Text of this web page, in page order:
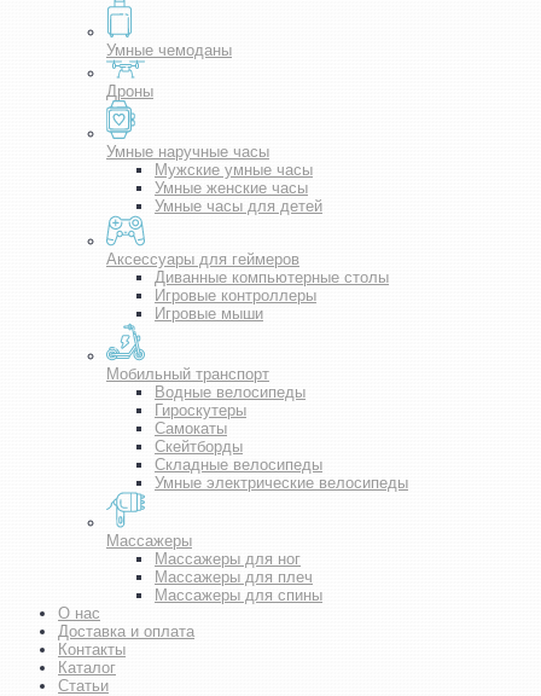
Умные чемоданы
Дроны
Умные наручные часы
Мужские умные часы
Умные женские часы
Умные часы для детей
Аксессуары для геймеров
Диванные компьютерные столы
Игровые контроллеры
Игровые мыши
Мобильный транспорт
Водные велосипеды
Гироскутеры
Самокаты
Скейтборды
Складные велосипеды
Умные электрические велосипеды
Массажеры
Массажеры для ног
Массажеры для плеч
Массажеры для спины
О нас
Доставка и оплата
Контакты
Каталог
Статьи